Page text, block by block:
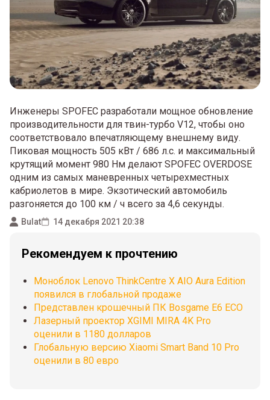
Инженеры SPOFEC разработали мощное обновление
производительности для твин-турбо V12, чтобы оно
соответствовало впечатляющему внешнему виду.
Пиковая мощность 505 кВт / 686 л.с. и максимальный
крутящий момент 980 Нм делают SPOFEC OVERDOSE
одним из самых маневренных четырехместных
кабриолетов в мире. Экзотический автомобиль
разгоняется до 100 км / ч всего за 4,6 секунды.
Bulat 14 декабря 2021 20:38
Рекомендуем к прочтению
Моноблок Lenovo ThinkCentre X AIO Aura Edition
появился в глобальной продаже
Представлен крошечный ПК Bosgame E6 ECO
Лазерный проектор XGIMI MIRA 4K Pro
оценили в 1180 долларов
Глобальную версию Xiaomi Smart Band 10 Pro
оценили в 80 евро